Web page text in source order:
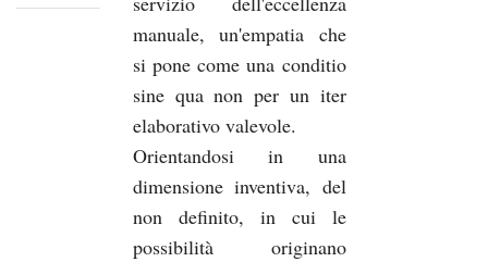
manuale, un'empatia che
si pone come una conditio
sine qua non per un iter
elaborativo valevole.
Orientandosi in una
dimensione inventiva, del
non definito, in cui le
possibilità originano